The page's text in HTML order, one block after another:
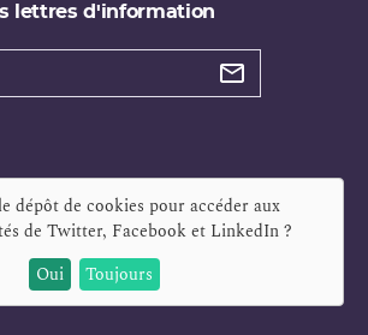
lettres d'information
dépôt de cookies pour accéder aux
de Twitter, Facebook et LinkedIn?
Oui
Toujours